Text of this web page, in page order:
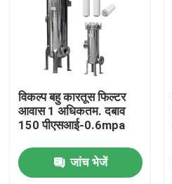
विकल्प बहु कारतूस फिल्टर
आवास 1 अधिकतम. दबाव
150 पीएसआई-0.6mpa
जांच भेजें